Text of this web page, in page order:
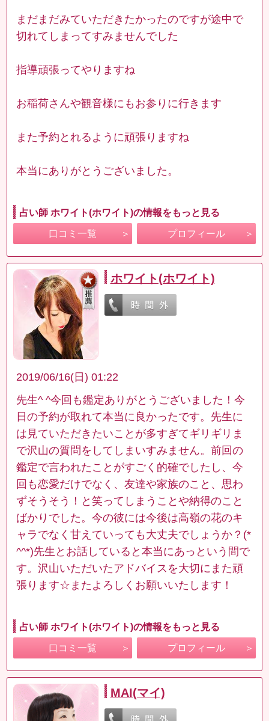
まだまだみていただきたかったのですが途中で
切れてしまってすみませんでした
指導頑張ってやりますね
お稲荷さんや観音様にもお参りに行きます
また予約とれるように頑張りますね
本当にありがとうございました。
占い師 ホワイト(ホワイト)の情報をもっと見る
口コミ一覧 プロフィール
ホワイト(ホワイト)
2019/06/16(日) 01:22
先生^ ^今回も鑑定ありがとうございました！今
日の予約が取れて本当に良かったです。先生に
は見ていただきたいことが多すぎてギリギリま
で沢山の質問をしてしまいすみません。前回の
鑑定で言われたことがすごく的確でしたし、今
回も恋愛だけでなく、友達や家族のこと、思わ
ずそうそう！と笑ってしまうことや納得のこと
ばかりでした。今の彼には今後は高嶺の花のキ
ャラでなく甘えていっても大丈夫でしょうか？(*
^^*)先生とお話していると本当にあっという間で
す。沢山いただいたアドバイスを大切にまた頑
張ります☆またよろしくお願いいたします！
占い師 ホワイト(ホワイト)の情報をもっと見る
口コミ一覧 プロフィール
MAI(マイ)